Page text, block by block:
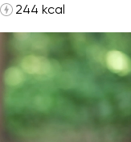
244 kcal